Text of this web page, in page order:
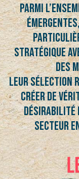
PARMI
STRATÉGIQUE
DES
LEUR SÉLECTION
CRÉER DE
DÉSIRABILITÉ
SECTEUR